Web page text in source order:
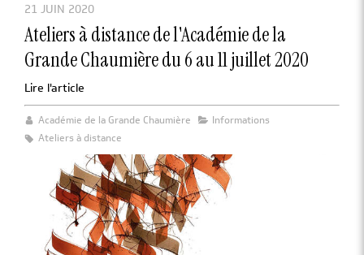
21 JUIN 2020
Ateliers à distance de l'Académie de la
Grande Chaumière du 6 au 11 juillet 2020
Lire l'article
Académie de la Grande Chaumière
Informations
Ateliers à distance